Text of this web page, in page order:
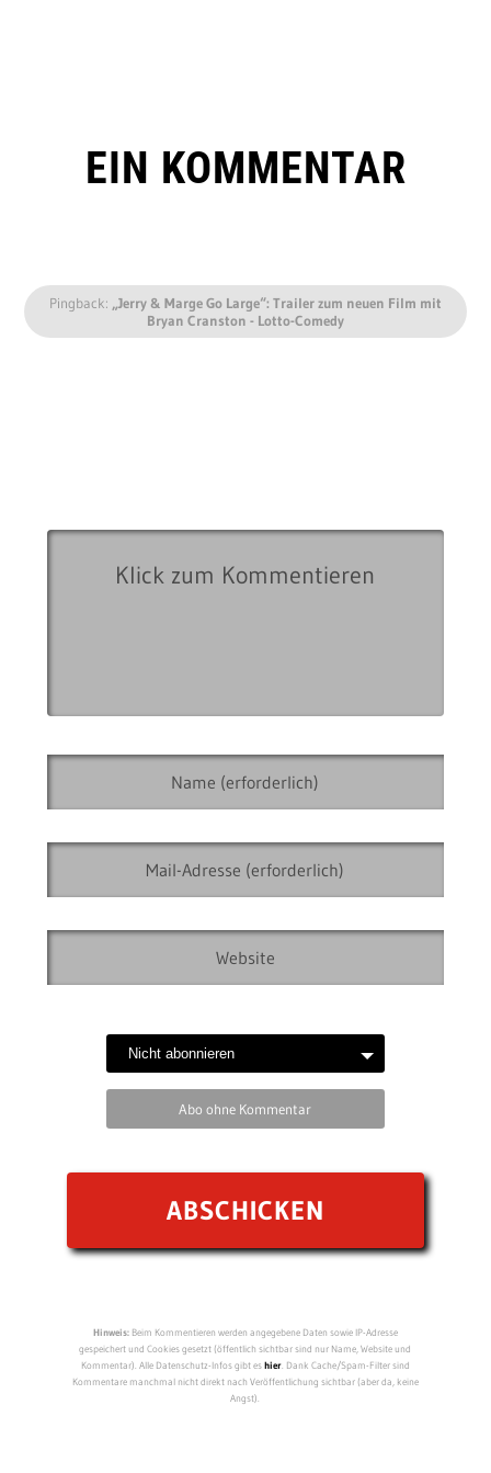
EIN KOMMENTAR
Pingback: „Jerry & Marge Go Large“: Trailer zum neuen Film mit
Bryan Cranston - Lotto-Comedy
Abo ohne Kommentar
Hinweis:Beim Kommentieren werden angegebene Daten sowie IP-Adresse
gespeichert und Cookies gesetzt (öffentlich sichtbar sind nur Name, Website und
Kommentar). Alle Datenschutz-Infos gibt eshier. Dank Cache/Spam-Filter sind
Kommentare manchmal nicht direkt nach Veröffentlichung sichtbar (aber da, keine
Angst).